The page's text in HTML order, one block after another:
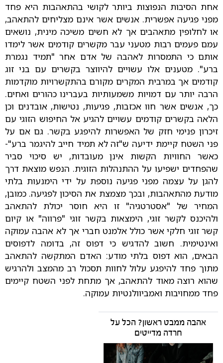
אחת הסיבות הנפוצות ביותר לקושי בהתאהבות היא פחד
מפני פגיעה אפשרית. אנשים אשר אינם מצליחים להתאהב,
או לחלופין מתאהבים אך לא חשים משיכה מינית, נושאים
עמם פעמים רבות מטעני עבר מקשרים קודמים אשר לימדו
אותם כי התמסרות לאהבה של אדם אחר "תמיד נגמרת
ברע". מטענים אלו עשויים להיווצר בקשרים עם בני זוג
קודמים אך במרבית המקרים מקורם בהתקשרויות מוקדמות
הרבה יותר עם דמויות משמעותיות בעברינו כהורים ואחים.
כך, אנשים אשר חוו אכזבות, פגיעות, נטישות, אובדנים וכן
הלאה בקשרים קודמים עשויים להגיע אל החיפוש הזוגי עם
זיכרון פנימי חזק של האפשרות להיפגע בקשר. גם אם על
פני השטח קיימת ידיעה ש"זה לא תמיד חייב להיגמר ברע"-
כאשר החוויות הקשות אינן מעובדות, יש סיכוי סביר
שהפחדים ישפיעו על ההתנהלות הזוגית. הנפש מוצאת דרך
להגן על עצמה מפני פגיעה נוספת על ידי הימנעות בלתי
מודעת מהתאהבות, ובכך מצמצת את הסיכון לפגיעה. כמובן,
המחיר של "אסטרטגיה" זו היא חוסר יכולת להתאהב
ולהיכנס לקשר זוגי, הימצאות בקשר זוגי "פרווה" או קיום
קשר זוגי חלקי אשר כולל אלמנט חברי אך לא אהבה עמוקה
ואינטימית. חשוב להדגיש כי דפוס זה, בדומה לדפוסים
הבאים, הוא דפוס בלתי מודע: האדם המתקשה להתאהב
מתוך פחד להיפגע עלול לחוות תסכול רב מהמצב ולהרגיש
שהוא רוצה מאוד להתאהב, אך מתחת לפני השטח קיימים
פחד ממחויבות ואמביוולנטיות עמוקה.
אהבה ממבט ראשון? הכל על
חרדה מדייטים